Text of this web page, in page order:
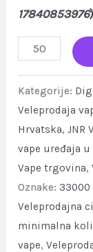
17840853976)
JNR
Pro
33000
Puffs
Smart
Display
Disposable
Vape
quantity
Kategorije:
Veleprodaja
Hrvatska,JNR
vape uređaja
Vape trgovina,
Oznake:
Veleprodajna
minimalna
vape,